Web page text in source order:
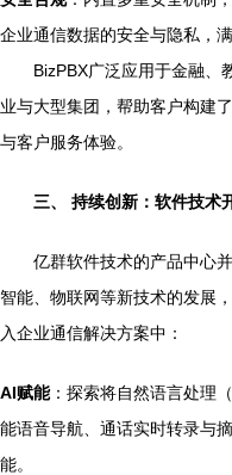
企业通信数据的安全与隐私，
BizPBX广泛应用于金融、
业与大型集团，帮助客户构建
与客户服务体验。
三、 持续创新：软件技术
亿群软件技术的产品中心
智能、物联网等新技术的发展
入企业通信解决方案中：
AI赋能：探索将自然语言处理
能语音导航、通话实时转录与
能。